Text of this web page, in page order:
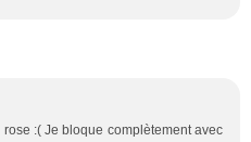
:( Je bloque complètement avec